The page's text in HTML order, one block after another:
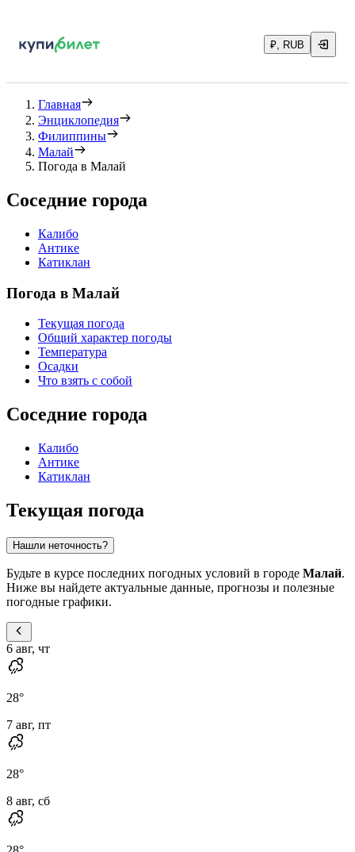
₽, RUB
Главная
Энциклопедия
Филиппины
Малай
Погода в Малай
Соседние города
Калибо
Антике
Катиклан
Погода в Малай
Текущая погода
Общий характер погоды
Температура
Осадки
Что взять с собой
Соседние города
Калибо
Антике
Катиклан
Текущая погода
Нашли неточность?
Будьте в курсе последних погодных условий в городе Малай.
Ниже вы найдете актуальные данные, прогнозы и полезные
погодные графики.
6 авг, чт
28°
7 авг, пт
28°
8 авг, сб